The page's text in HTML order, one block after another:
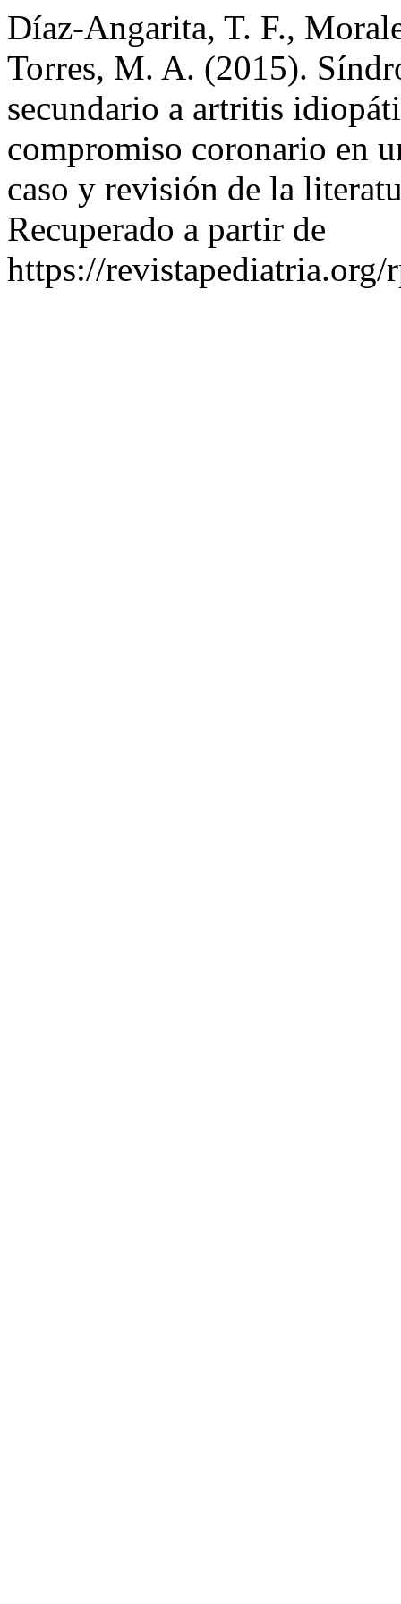
Díaz-Angarita, T. F.,
Torres, M. A. (2015).
secundario a artritis
compromiso coronario en
caso y revisión de la
Recuperado a partir de
https://